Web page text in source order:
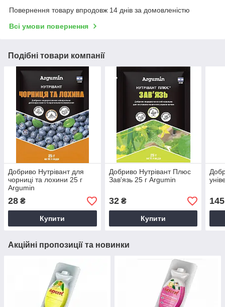
Повернення товару впродовж 14 днів за домовленістю
Всі умови повернення
Подібні товари компанії
Добриво Нутрівант для
чорниці та лохини 25 г
Argumin
28 ₴
Купити
Добриво Нутрівант Плюс
Зав'язь 25 г Argumin
32₴
Купити
145
Акційні пропозиції та новинки